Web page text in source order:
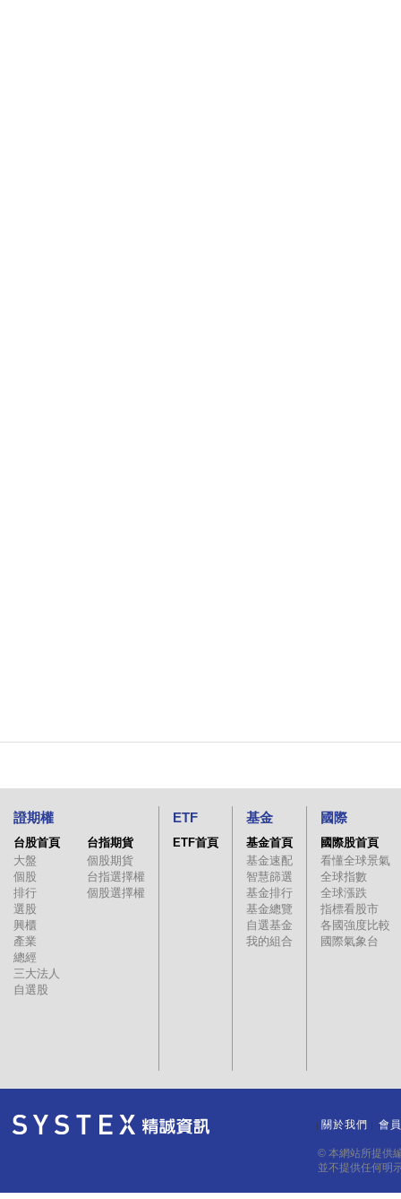
證期權
台股首頁
大盤
個股
排行
選股
興櫃
產業
總經
三大法人
自選股
台指期貨
個股期貨
台指選擇權
個股選擇權
ETF
ETF首頁
基金
基金首頁
基金速配
智慧篩選
基金排行
基金總覽
自選基金
我的組合
國際
國際股首頁
看懂全球景氣
全球指數
全球漲跌
指標看股市
各國強度比較
國際氣象台
關於我們 會
© 本網站所提供
並不提供任何明